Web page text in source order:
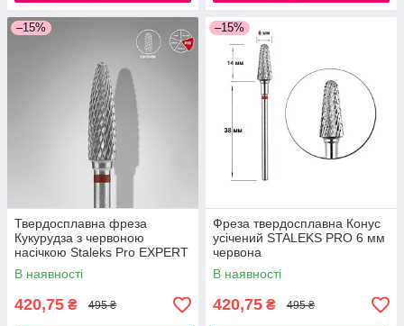
–15%
Твердосплавна фреза
Кукурудза з червоною
насічкою Staleks Pro EXPERT
4 х 14 мм
В наявності
420,75 ₴ 495 ₴
–15%
Фреза твердосплавна Конус
усічений STALEKS PRO 6 мм
червона
В наявності
420,75 ₴ 495 ₴